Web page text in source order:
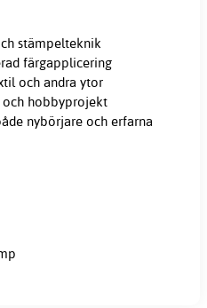
stämpelteknik
färgapplicering
och andra ytor
hobbyprojekt
nybörjare och erfarna